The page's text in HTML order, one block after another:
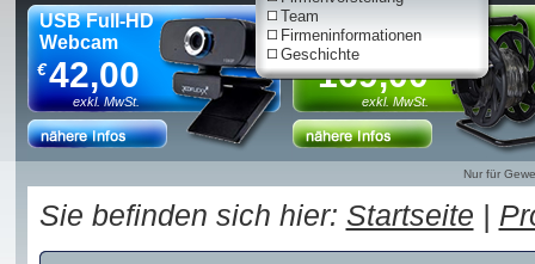
Team
Firmeninformationen
Geschichte
USB Full-HD
Webcam
42,00
€
exkl. MwSt.
HDMI 8K AOC
Kabeltrommel, 90m
169,00
€
exkl. MwSt.
Nur für
Sie befinden sich hier: Startseite |